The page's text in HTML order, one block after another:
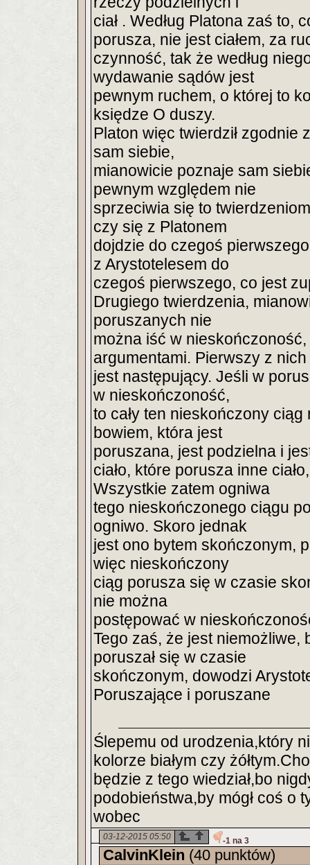
ciał . Według Platona zaś to,
porusza, nie jest ciałem, za
czynność, tak że według
wydawanie sądów jest
pewnym ruchem, o której to
księdze O duszy.
Platon więc twierdził
sam siebie,
mianowicie poznaje sam
pewnym względem nie
sprzeciwia się to
czy się z Platonem
dojdzie do czegoś
z Arystotelesem do
czegoś pierwszego, co jest
Drugiego twierdzenia,
poruszanych nie
można iść w
argumentami. Pierwszy z nich
jest następujący. Jeśli w
w nieskończoność,
to cały ten nieskończony ciąg
bowiem, która jest
poruszana, jest podzielna i
ciało, które porusza inne
Wszystkie zatem ogniwa
tego nieskończonego ciągu
ogniwo. Skoro jednak
jest ono bytem skończonym,
więc nieskończony
ciąg porusza się w czasie
nie można
postępować w
Tego zaś, że jest
poruszał się w czasie
skończonym, dowodzi
Poruszające i poruszane
Ślepemu od urodzenia,który
kolorze białym czy
będzie z tego wiedział,bo
podobieństwa,by mógł coś o
wobec
03-12-2015 05:50 -1 na 3
CalvinKlein (40 punktów)